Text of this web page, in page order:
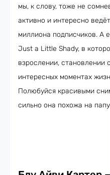
мы, к слову, тоже не
активно и интересно
миллиона подписчиков. А
Just a Little Shady, в
взрослении, становлении
интересных моментах
Полюбуйся красивыми
сильно она похожа на